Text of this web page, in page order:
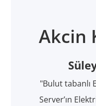
Akcin
"Bulut tabanlı
Server’ın